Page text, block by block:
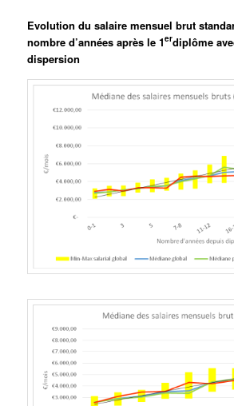
Evolution du salaire mensuel brut
nombre d’années après le 1erdiplôme
dispersion